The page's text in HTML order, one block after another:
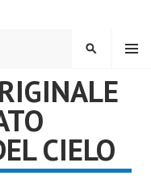
ESTATE
MENU
CERCA
CIELO